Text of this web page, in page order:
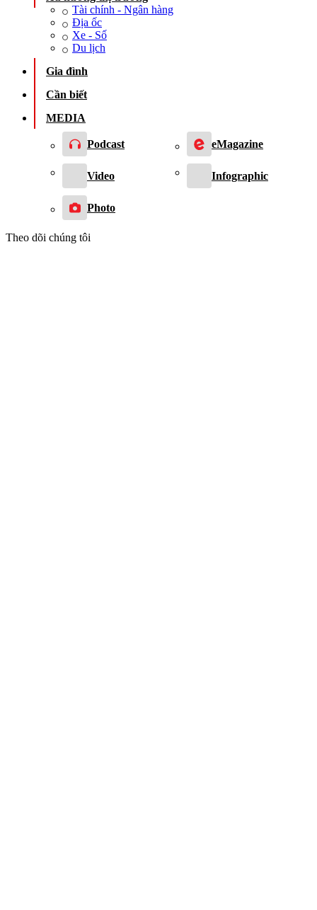
Tài chính - Ngân hàng
Địa ốc
Xe - Số
Du lịch
Gia đình
Cần biết
MEDIA
Podcast eMagazine
Video Infographic
Photo
Theo dõi chúng tôi